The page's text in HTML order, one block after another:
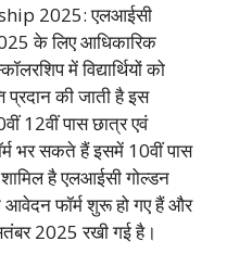
2025: एलआईसी
के लिए आधिकारिक
में विद्यार्थियों को
प्रदान की जाती है इस
12वीं पास छात्र एवं
भर सकते हैं इसमें 10वीं पास
शामिल है एलआईसी गोल्डन
फॉर्म शुरू हो गए हैं और
2025 रखी गई है।